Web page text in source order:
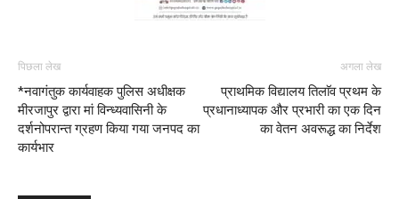
पिछला लेख
*नवागंतुक कार्यवाहक पुलिस अधीक्षक
मीरजापुर द्वारा मां विन्ध्यवासिनी के
दर्शनोपरान्त ग्रहण किया गया जनपद का
कार्यभार
अगला लेख
प्राथमिक विद्यालय तिलाॅव प्रथम के
प्रधानाध्यापक और प्रभारी का एक दिन
का वेतन अवरूद्ध का निर्देश